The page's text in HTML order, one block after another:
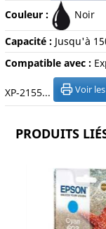
Couleur : Noir
Capacité : Jusqu'à 15
Compatible avec :
XP-2155... Voir
PRODUITS